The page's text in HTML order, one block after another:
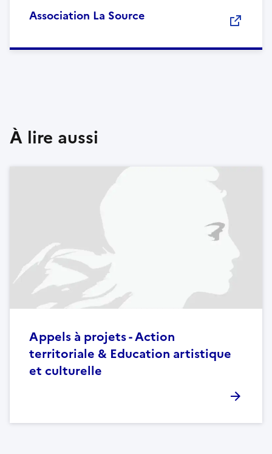
Association La Source
À lire aussi
Appels à projets - Action
territoriale & Education artistique
et culturelle